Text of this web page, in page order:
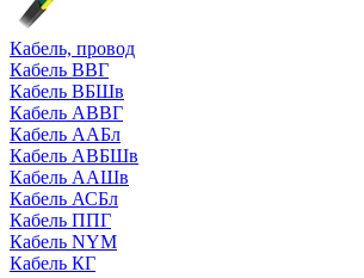
Кабель, провод
Кабель ВВГ
Кабель ВБШв
Кабель АВВГ
Кабель ААБл
Кабель АВБШв
Кабель ААШв
Кабель АСБл
Кабель ППГ
Кабель NYM
Кабель КГ